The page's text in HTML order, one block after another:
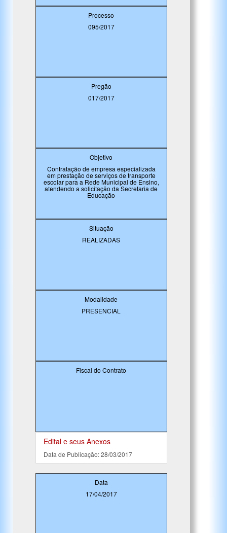
Processo
095/2017
Pregão
017/2017
Objetivo
Contratação de empresa especializada
em prestação de serviços de transporte
escolar para a Rede Municipal de Ensino,
atendendo a solicitação da Secretaria de
Educação
Situação
REALIZADAS
Modalidade
PRESENCIAL
Fiscal do Contrato
Edital e seus Anexos
Data de Publicação: 28/03/2017
Data
17/04/2017